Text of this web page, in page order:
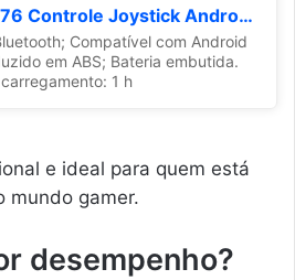
Ipega 9076 Controle Joystick Android Celular Pc Ps3
Compatível com Android
em ABS; Bateria embutida.
1 h
e ideal para quem está
mundo gamer.
desempenho?